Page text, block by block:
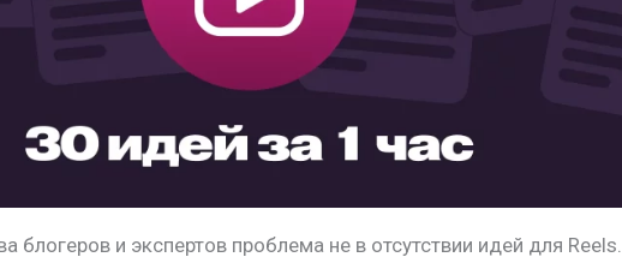
блогеров и экспертов проблема не в отсутствии идей для Reels.